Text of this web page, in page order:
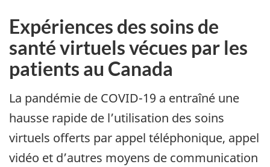
Expériences des soins de
santé virtuels vécues par les
patients au Canada
La pandémie de COVID-19 a entraîné une
hausse rapide de l’utilisation des soins
virtuels offerts par appel téléphonique, appel
vidéo et d’autres moyens de communication